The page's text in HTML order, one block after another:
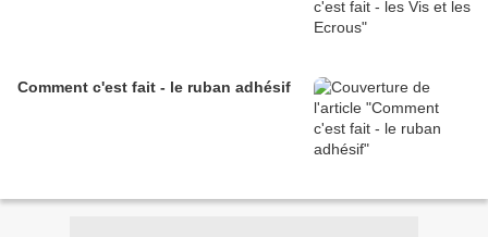
Comment c'est fait - le ruban adhésif